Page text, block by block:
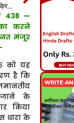
दंड प्रक्रिया संहिता की धारा 439 | सीआरपीसी की धारा 439 | Section 439 CrPC in hindi
438 —
करने
मंजूर
को यह
है कि
के
किया
धारा के